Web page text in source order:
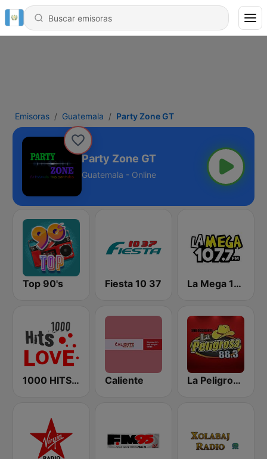
Emisoras Guatemala Party Zone GT
Party Zone GT
Guatemala - Online
Top 90's Fiesta 10 37 La Mega 107.7 FM
1000 HITS Love Caliente La Peligrosa Sur Occidente